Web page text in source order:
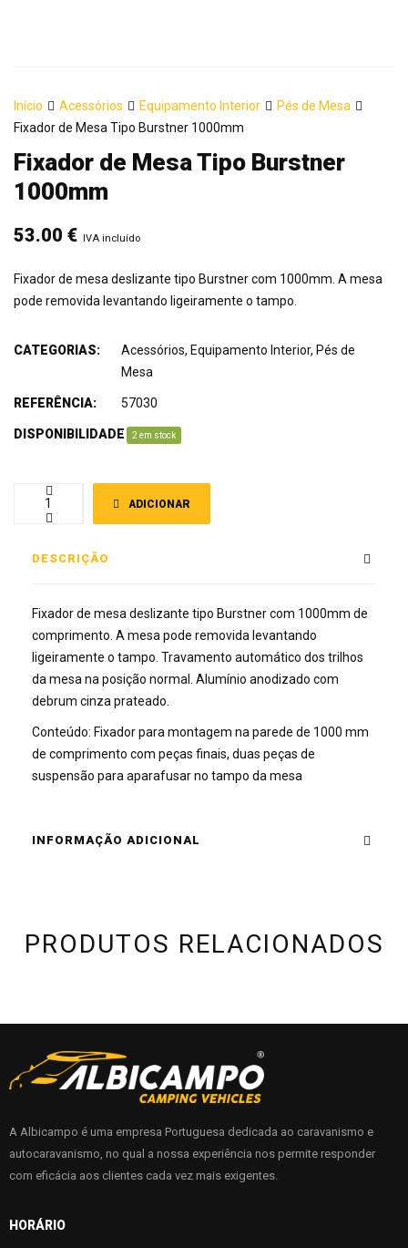
Início Acessórios Equipamento Interior
Pés de Mesa
Fixador de Mesa Tipo Burstner 1000mm
Fixador de Mesa Tipo Burstner
1000mm
53.00 € IVA incluído
Fixador de mesa deslizante tipo Burstner com 1000mm. A mesa
pode removida levantando ligeiramente o tampo.
ADICIONAR
CATEGORIAS: Acessórios, Equipamento Interior, Pés de
Mesa
REFERÊNCIA: 57030
DISPONIBILIDADE: 2 em stock
DESCRIÇÃO
Fixador de mesa deslizante tipo Burstner com 1000mm de
comprimento. A mesa pode removida levantando
ligeiramente o tampo. Travamento automático dos trilhos
da mesa na posição normal. Alumínio anodizado com
debrum cinza prateado.
Conteúdo: Fixador para montagem na parede de 1000 mm
de comprimento com peças finais, duas peças de
suspensão para aparafusar no tampo da mesa
INFORMAÇÃO ADICIONAL
PRODUTOS RELACIONADOS
A Albicampo é uma empresa Portuguesa dedicada ao caravanismo e
autocaravanismo, no qual a nossa experiência nos permite responder
com eficácia aos clientes cada vez mais exigentes.
HORÁRIO